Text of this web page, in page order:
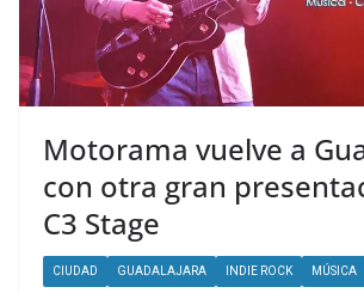
Motorama vuelve a
con otra gran
C3 Stage
CIUDAD GUADALAJARA INDIE ROCK MÚSICA